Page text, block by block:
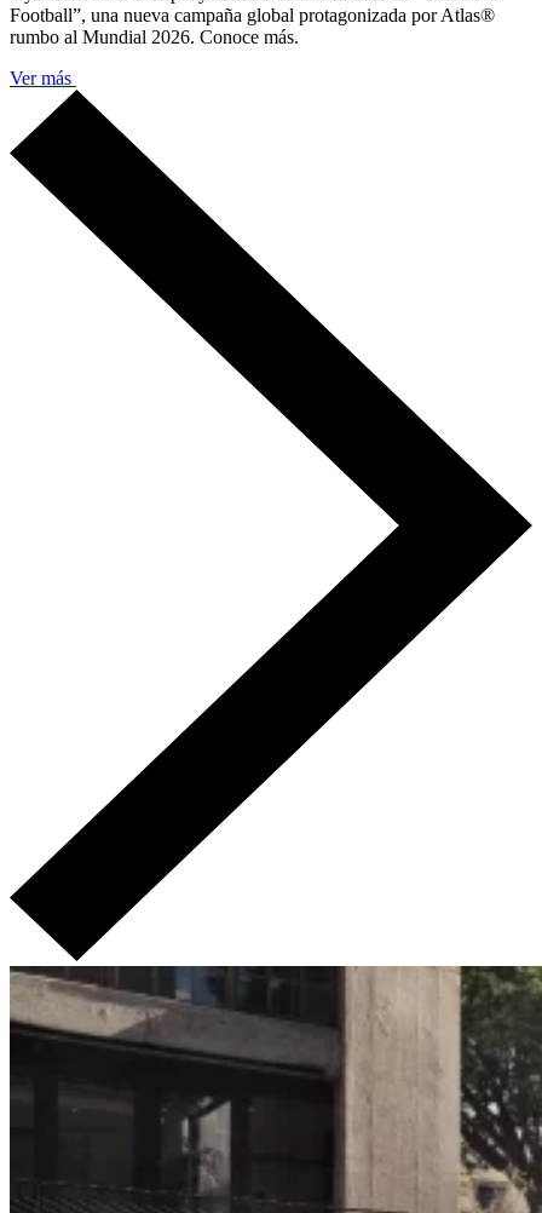
Football”, una nueva campaña global protagonizada por Atlas®
rumbo al Mundial 2026. Conoce más.
Ver más